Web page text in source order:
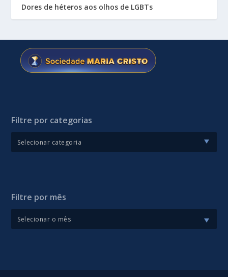
Dores de héteros aos olhos de LGBTs
Filtre por categorias
Filtre por mês